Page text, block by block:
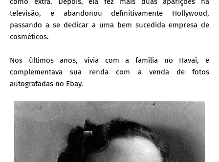
televisão, e abandonou definitivamente Hollywood,
passando a se dedicar a uma bem sucedida empresa de
cosméticos.
Nos últimos anos, vivia com a família no Havaí, e
complementava sua renda com a venda de fotos
autografadas no Ebay.